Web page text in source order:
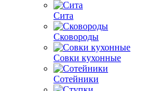
Сита
Сковороды
Совки кухонные
Сотейники